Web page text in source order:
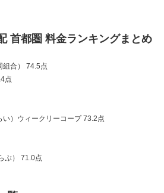
首都圏 料金ランキングまとめ
組合） 74.5点
点
）ウィークリーコープ 73.2点
ぶ） 71.0点